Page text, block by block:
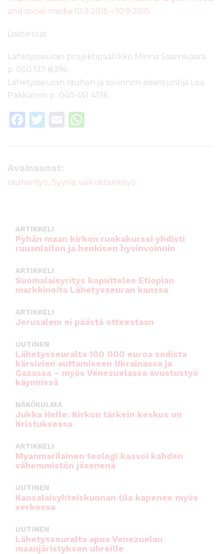
and social media 10.3.2015 – 10.9.2015
Lisätietoja:
Lähetysseuran projektipäällikkö Minna Saarnivaara
p. 050 517 8396
Lähetysseuran rauhan ja sovinnon asiantuntija Lea
Pakkanen p. 040 451 4136
F
e
b
k
T
te
r
E
A
Avainsanat:
rauhantyö, Syyria, vaikuttamistyö
ARTIKKELI
Pyhän maan kirkon ruokakurssi yhdisti
ruuanlaiton ja henkisen hyvinvoinnin
ARTIKKELI
Suomalaisyritys koputtelee Etiopian
markkinoita Lähetysseuran kanssa
ARTIKKELI
Jerusalem ei päästä otteestaan
UUTINEN
Lähetysseuralta 100 000 euroa sodista
kärsivien auttamiseen Ukrainassa ja
Gazassa – myös Venezuelassa avustustyö
käynnissä
NÄKÖKULMA
Jukka Helle: Kirkon tärkein keskus on
Kristuksessa
ARTIKKELI
Myanmarilainen teologi kasvoi kahden
vähemmistön jäsenenä
UUTINEN
Kansalaisyhteiskunnan tila kapenee myös
verkossa
UUTINEN
Lähetysseuralta apua Venezuelan
maanjäristyksen uhreille